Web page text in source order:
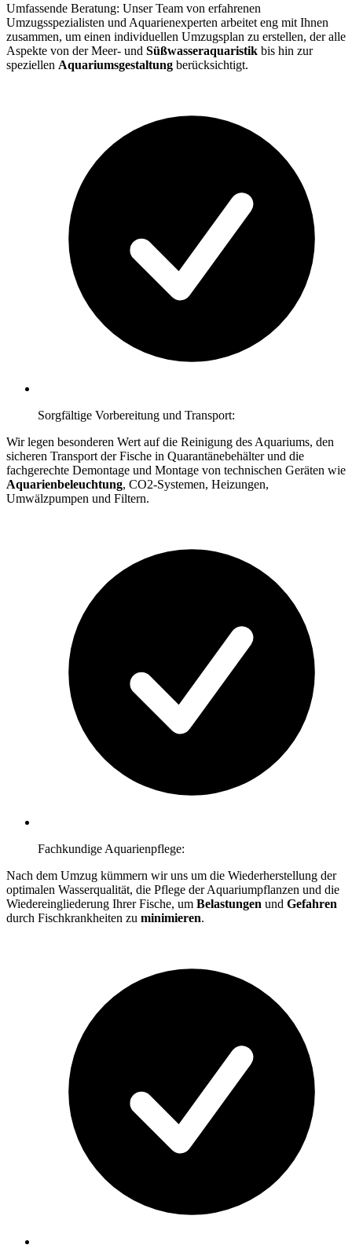
Umfassende Beratung: Unser Team von erfahrenen
Umzugsspezialisten und Aquarienexperten arbeitet eng mit Ihnen
zusammen, um einen individuellen Umzugsplan zu erstellen, der alle
Aspekte von der Meer- und Süßwasseraquaristik bis hin zur
speziellen Aquariumsgestaltung berücksichtigt.
Sorgfältige Vorbereitung und Transport:
Wir legen besonderen Wert auf die Reinigung des Aquariums, den
sicheren Transport der Fische in Quarantänebehälter und die
fachgerechte Demontage und Montage von technischen Geräten wie
Aquarienbeleuchtung, CO2-Systemen, Heizungen,
Umwälzpumpen und Filtern.
Fachkundige Aquarienpflege:
Nach dem Umzug kümmern wir uns um die Wiederherstellung der
optimalen Wasserqualität, die Pflege der Aquariumpflanzen und die
Wiedereingliederung Ihrer Fische, um Belastungen und Gefahren
durch Fischkrankheiten zu minimieren.